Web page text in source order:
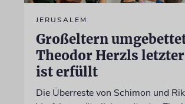
JERUSALEM
Großeltern
Theodor Herzls
ist erfüllt
Die Überreste von Schimon und